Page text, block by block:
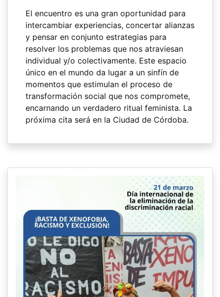
El encuentro es una gran oportunidad para
intercambiar experiencias, concertar alianzas
y pensar en conjunto estrategias para
resolver los problemas que nos atraviesan
individual y/o colectivamente. Este espacio
único en el mundo da lugar a un sinfín de
momentos que estimulan el proceso de
transformación social que nos compromete,
encarnando un verdadero ritual feminista. La
próxima cita será en la Ciudad de Córdoba.